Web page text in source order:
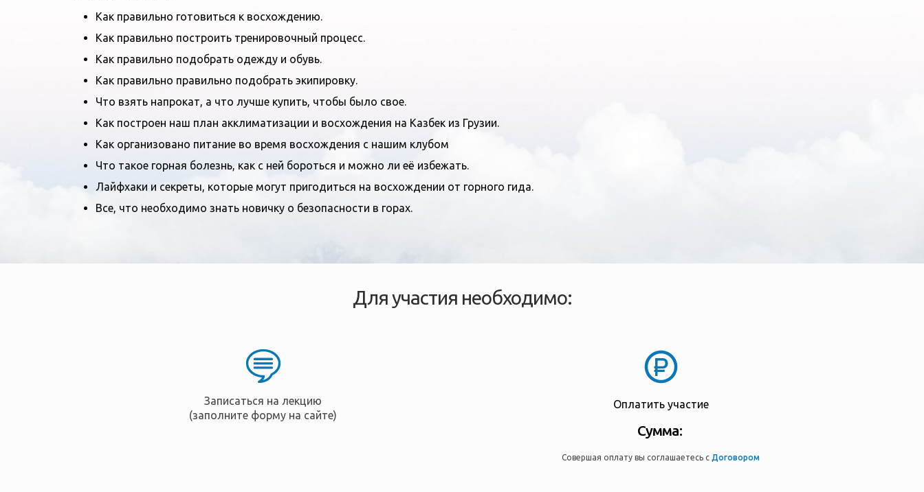
Как правильно готовиться к восхождению.
Как правильно построить тренировочный процесс.
Как правильно подобрать одежду и обувь.
Как правильно правильно подобрать экипировку.
Что взять напрокат, а что лучше купить, чтобы было свое.
Как построен наш план акклиматизации и восхождения на Казбек из Грузии.
Как организовано питание во время восхождения с нашим клубом
Что такое горная болезнь, как с ней бороться и можно ли её избежать.
Лайфхаки и секреты, которые могут пригодиться на восхождении от горного гида.
Все, что необходимо знать новичку о безопасности в горах.
Для участия необходимо:
Записаться на лекцию
(заполните форму на сайте)
Оплатить участие
Сумма:
Совершая оплату вы соглашаетесь сДоговором